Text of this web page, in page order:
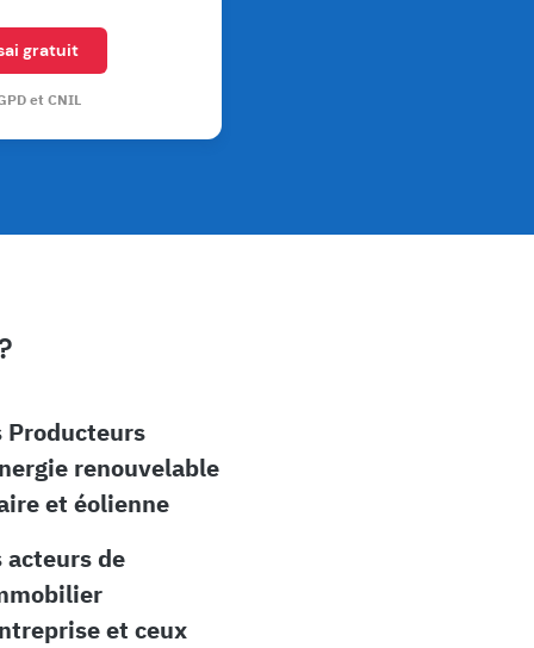
gratuit
et CNIL
Producteurs
renouvelable
et éolienne
acteurs de
et ceux